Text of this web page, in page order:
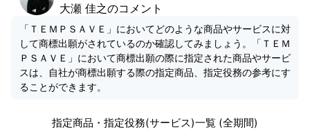
大瀬 佳之のコメント
「ＴＥＭＰＳＡＶＥ」においてどのような商品やサービスに対
して商標出願がされているのか確認してみましょう。「ＴＥＭ
ＰＳＡＶＥ」において商標出願の際に指定された商品やサービ
スは、自社が商標出願する際の指定商品、指定役務の参考にす
ることができます。
指定商品・指定役務(サービス)一覧 (全期間)